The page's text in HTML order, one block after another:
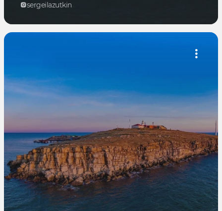
sergeilazutkin